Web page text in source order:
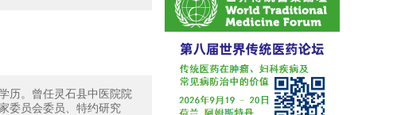
历。曾任灵石县中医院院
委员会委员、特约研究